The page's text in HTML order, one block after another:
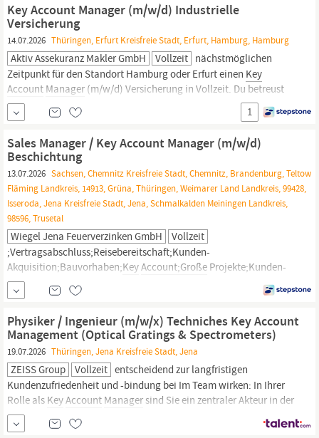
Key Account Manager (m/w/d) Industrielle
Versicherung
14.07.2026 Thüringen, Erfurt Kreisfreie Stadt, Erfurt, Hamburg, Hamburg
Aktiv Assekuranz Makler GmbH Vollzeit nächstmöglichen
Zeitpunkt für den Standort Hamburg oder Erfurt einen Key
Account Manager (m/w/d) Versicherung in Vollzeit. Du betreust
einen etablierten Kundenstamm und akquirierst
eigenverantwortlich Kundenbeziehungen im Bereich der
gewerblichen und industriellen Versicherungen Du bereitest
Kundenbesuche vor und stimmst
1
Sales Manager / Key Account Manager (m/w/d)
Beschichtung
13.07.2026 Sachsen, Chemnitz Kreisfreie Stadt, Chemnitz, Brandenburg, Teltow
Fläming Landkreis, 14913, Grüna, Thüringen, Weimarer Land Landkreis, 99428,
Isseroda, Jena Kreisfreie Stadt, Jena, Schmalkalden Meiningen Landkreis,
98596, Trusetal
Wiegel Jena Feuerverzinken GmbH
Vollzeit
;Vertragsabschluss;Reisebereitschaft;Kunden-
Akquisition;Bauvorhaben;KeyAccount;Große Projekte;Kunden-
Physiker / Ingenieur (m/w/x) Techniches Key Account
Management (Optical Gratings & Spectrometers)
19.07.2026 Thüringen, Jena Kreisfreie Stadt, Jena
ZEISS Group Vollzeit entscheidend zur langfristigen
Kundenzufriedenheit und -bindung bei Im Team wirken: In Ihrer
Rolle als KeyAccount Manager sind Sie ein zentraler Akteur in der
interdisziplinären Zusammenarbeit Sie fördern den
Informationsfluss und die Koordination zwischen verschiedenen